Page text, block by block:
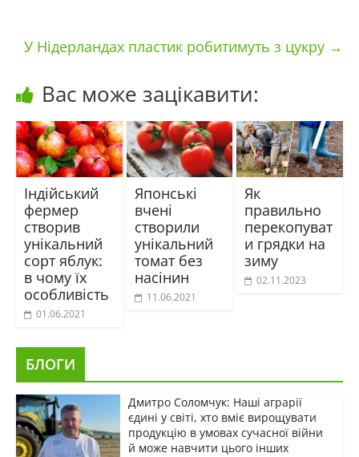
У Нідерландах пластик робитимуть з цукру →
Вас може зацікавити:
Індійський
фермер
створив
унікальний
сорт яблук:
в чому їх
особливість
01.06.2021
Японські
вчені
створили
унікальний
томат без
насінин
11.06.2021
Як
правильно
перекопуват
и грядки на
зиму
02.11.2023
БЛОГИ
Дмитро Соломчук: Наші аграрії
єдині у світі, хто вміє вирощувати
продукцію в умовах сучасної війни
й може навчити цього інших